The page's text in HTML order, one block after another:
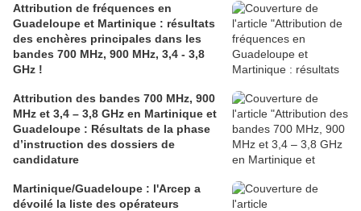
Attribution de fréquences en
Guadeloupe et Martinique : résultats
des enchères principales dans les
bandes 700 MHz, 900 MHz, 3,4 - 3,8
GHz !
Attribution des bandes 700 MHz, 900
MHz et 3,4 – 3,8 GHz en Martinique et
Guadeloupe : Résultats de la phase
d’instruction des dossiers de
candidature
Martinique/Guadeloupe : l'Arcep a
dévoilé la liste des opérateurs